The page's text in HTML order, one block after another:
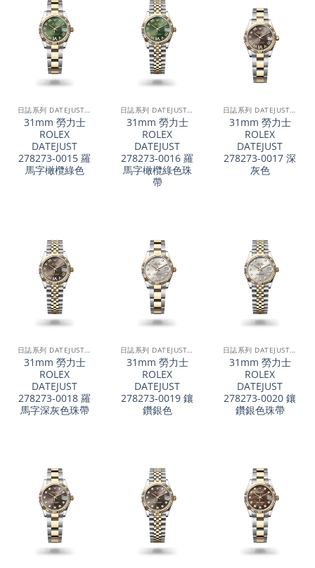
日誌系列 DATEJUST 31
31mm 勞力士
ROLEX
DATEJUST
278273-0015 羅
馬字橄欖綠色
日誌系列 DATEJUST 31
31mm 勞力士
ROLEX
DATEJUST
278273-0016 羅
馬字橄欖綠色珠
帶
日誌系列 DATEJUST 31
31mm 勞力士
ROLEX
DATEJUST
278273-0017 深
灰色
日誌系列 DATEJUST 31
31mm 勞力士
ROLEX
DATEJUST
278273-0018 羅
馬字深灰色珠帶
日誌系列 DATEJUST 31
31mm 勞力士
ROLEX
DATEJUST
278273-0019 鑲
鑽銀色
日誌系列 DATEJUST 31
31mm 勞力士
ROLEX
DATEJUST
278273-0020 鑲
鑽銀色珠帶